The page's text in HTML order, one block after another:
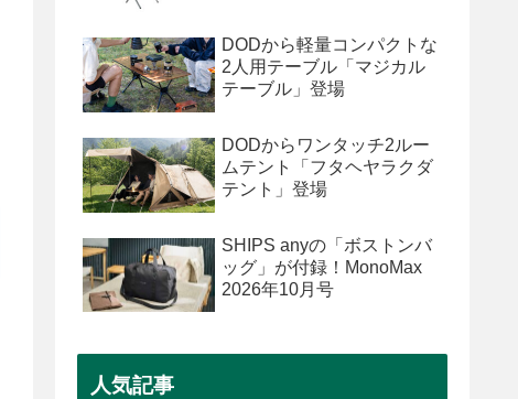
DODから軽量コンパクトな
2人用テーブル「マジカル
テーブル」登場
DODからワンタッチ2ルー
ムテント「フタヘヤラクダ
テント」登場
SHIPS anyの「ボストンバ
ッグ」が付録！MonoMax
2026年10月号
人気記事